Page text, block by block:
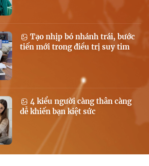
Tạo nhịp bó nhánh trái, bước
tiến mới trong điều trị suy tim
4 kiểu người càng thân càng
dễ khiến bạn kiệt sức